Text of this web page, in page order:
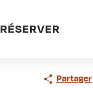
RÉSERVER
Partager